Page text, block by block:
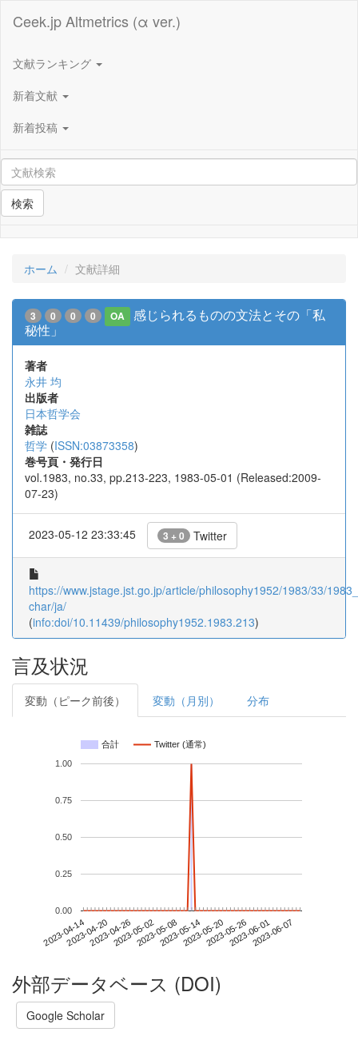
Ceek.jp Altmetrics (α ver.)
文献ランキング
新着文献
新着投稿
検索
ホーム 文献詳細
3 0 0 0 OA
感じられるものの文法とその「私
秘性」
著者
永井 均
出版者
日本哲学会
雑誌
哲学 (ISSN:03873358)
巻号頁・発行日
vol.1983, no.33, pp.213-223, 1983-05-01 (Released:2009-
07-23)
2023-05-12 23:33:45 3 + 0 Twitter
https://www.jstage.jst.go.jp/article/philosophy1952/1983/33/
char/ja/
(info:doi/10.11439/philosophy1952.1983.213)
言及状況
変動（ピーク前後） 変動（月別） 分布
合計 Twitter (通常)
2023-04-142023-04-202023-04-262023-05-022023-05-082023-05-142023-05-202023-05-262023-06-012023-06-07
0.00
0.25
0.50
0.75
1.00
外部データベース (DOI)
Google Scholar